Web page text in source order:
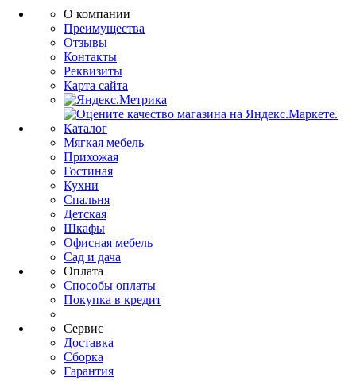
О компании
Преимущества
Отзывы
Контакты
Реквизиты
Карта сайта
Каталог
Мягкая мебель
Прихожая
Гостиная
Кухни
Спальня
Детская
Шкафы
Офисная мебель
Сад и дача
Оплата
Способы оплаты
Покупка в кредит
Сервис
Доставка
Сборка
Гарантия